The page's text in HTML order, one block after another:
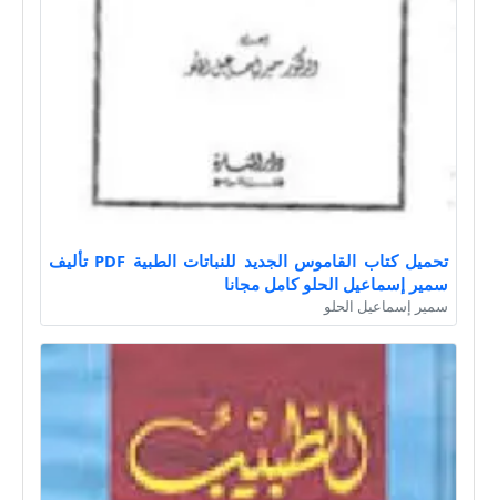
تحميل كتاب القاموس الجديد للنباتات الطبية PDF تأليف
سمير إسماعيل الحلو كامل مجانا
سمير إسماعيل الحلو